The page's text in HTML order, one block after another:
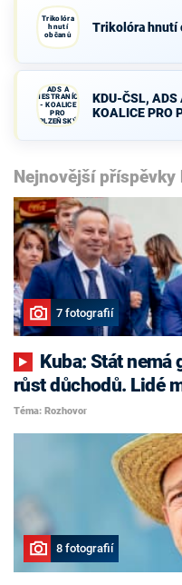
Trikolóra
hnutí
občanů
Trikolóra hnutí
ADS A
NESTRANÍCI
- KOALICE
PRO
PLZEŇSKÝ
KRAJ
KDU-ČSL, ADS
KOALICE PRO
Nejnovější příspěvky
7 fotografií
růst důchodů. Lidé
Téma: Rozhovor
8 fotografií